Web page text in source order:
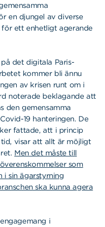
en djungel av diverse
för ett enhetligt agerande
det digitala Paris-
kommer bli ännu
av krisen runt om i
noterade beklagande att
den gemensamma
19 hanteringen. De
fattade, att i princip
visar att allt är möjligt
Men det måste till
som
i sin ägarstyrning
ska kunna agera
i